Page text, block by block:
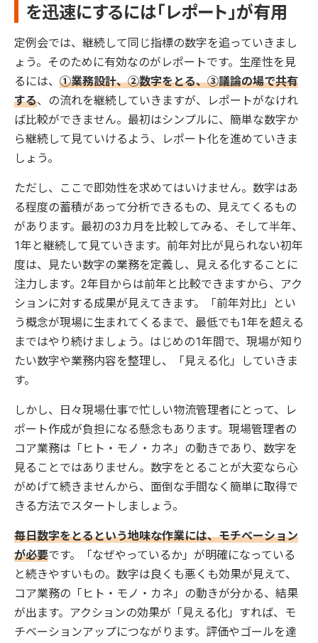
を迅速にするには「レポート」が有用
定例会では、継続して同じ指標の数字を追っていきまし
ょう。そのために有効なのがレポートです。生産性を見
るには、 ①業務設計、②数字をとる、③議論の場で共有
する、の流れを継続していきますが、レポートがなけれ
ば比較ができません。最初はシンプルに、簡単な数字か
ら継続して見ていけるよう、レポート化を進めていきま
しょう。
ただし、ここで即効性を求めてはいけません。数字はあ
る程度の蓄積があって分析できるもの、見えてくるもの
があります。最初の3カ月を比較してみる、そして半年、
1年と継続して見ていきます。前年対比が見られない初年
度は、見たい数字の業務を定義し、見える化することに
注力します。2年目からは前年と比較できますから、アク
ションに対する成果が見えてきます。「前年対比」とい
う概念が現場に生まれてくるまで、最低でも1年を超える
まではやり続けましょう。はじめの1年間で、現場が知り
たい数字や業務内容を整理し、「見える化」していきま
す。
しかし、日々現場仕事で忙しい物流管理者にとって、レ
ポート作成が負担になる懸念もあります。現場管理者の
コア業務は「ヒト・モノ・カネ」の動きであり、数字を
見ることではありません。数字をとることが大変なら心
がめげて続きませんから、面倒な手間なく簡単に取得で
きる方法でスタートしましょう。
毎日数字をとるという地味な作業には、モチベーション
が必要です。「なぜやっているか」が明確になっている
と続きやすいもの。数字は良くも悪くも効果が見えて、
コア業務の「ヒト・モノ・カネ」の動きが分かる、結果
が出ます。アクションの効果が「見える化」すれば、モ
チベーションアップにつながります。評価やゴールを達